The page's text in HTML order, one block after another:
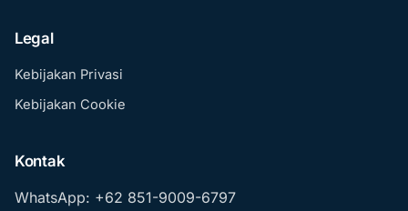
Legal
Kebijakan Privasi
Kebijakan Cookie
Kontak
WhatsApp: +62 851-9009-6797